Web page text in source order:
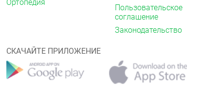
транспортными средствами, механизмами
В период лечения необходимо воздерживаться от
вождения автотранспорта и занятий др.
требующими повышенной концентрации внимания
и быстроты психомоторных реакций.
Форма выпуска
Ортопедия
Пользовательское
соглашение
Законодательство
СКАЧАЙТЕ ПРИЛОЖЕНИЕ